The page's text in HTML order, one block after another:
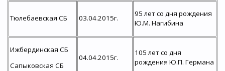
Тюлебаевская СБ 03.04.2015г.
95 лет со дня рождения
Ю.М. Нагибина
Ижбердинская СБ
Сапыковская СБ
04.04.2015г.
105 лет со дня
рождения Ю.П. Германа